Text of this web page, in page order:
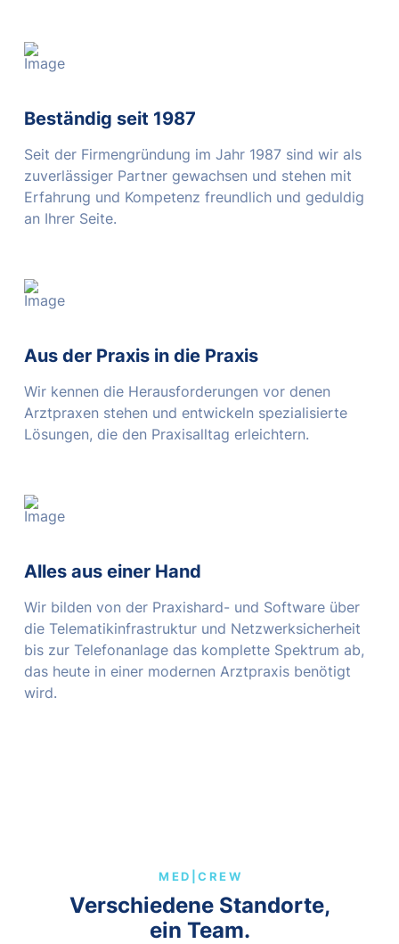
Beständig seit 1987
Seit der Firmengründung im Jahr 1987 sind wir als
zuverlässiger Partner gewachsen und stehen mit
Erfahrung und Kompetenz freundlich und geduldig
an Ihrer Seite.
Aus der Praxis in die Praxis
Wir kennen die Herausforderungen vor denen
Arztpraxen stehen und entwickeln spezialisierte
Lösungen, die den Praxisalltag erleichtern.
Alles aus einer Hand
Wir bilden von der Praxishard- und Software über
die Telematikinfrastruktur und Netzwerksicherheit
bis zur Telefonanlage das komplette Spektrum ab,
das heute in einer modernen Arztpraxis benötigt
wird.
MED|CREW
Verschiedene Standorte,
ein Team.